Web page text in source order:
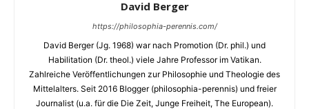
David Berger
https://philosophia-perennis.com/
David Berger (Jg. 1968) war nach Promotion (Dr. phil.) und
Habilitation (Dr. theol.) viele Jahre Professor im Vatikan.
Zahlreiche Veröffentlichungen zur Philosophie und Theologie des
Mittelalters. Seit 2016 Blogger (philosophia-perennis) und freier
Journalist (u.a. für die Die Zeit, Junge Freiheit, The European).